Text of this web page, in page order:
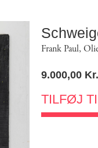
Frank Paul,
9.000,00 Kr.
TILFØJ